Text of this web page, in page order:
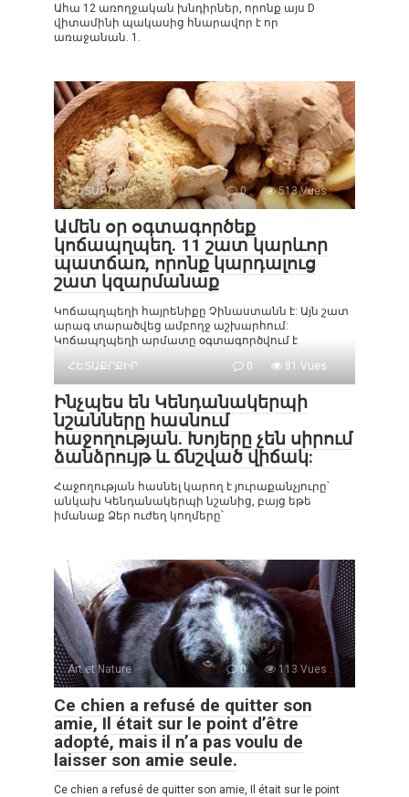
Ահա 12 առողջական խնդիրներ, որոնք այս D
վիտամինի պակասից հնարավոր է որ
առաջանան. 1.
ՀԵՏԱՔՐՔԻՐ 0 513 Vues :
Ամեն օր օգտագործեք
կոճապղպեղ. 11 շատ կարևոր
պատճառ, որոնք կարդալուց
շատ կզարմանաք
Կոճապղպեղի հայրենիքը Չինաստանն է: Այն շատ
արագ տարածվեց ամբողջ աշխարհում:
Կոճապղպեղի արմատը օգտագործվում է
ՀԵՏԱՔՐՔԻՐ
0 81 Vues :
Ինչպես են Կենդանակերպի
նշանները հասնում
հաջողության. Խոյերը չեն սիրում
ձանձրույթ և ճնշված վիճակ:
Հաջողության հասնել կարող է յուրաքանչյուրը՝
անկախ Կենդանակերպի նշանից, բայց եթե
իմանաք Ձեր ուժեղ կողմերը՝
Art et Nature 0 113 Vues :
Ce chien a refusé de quitter son
amie, Il était sur le point d’être
adopté, mais il n’a pas voulu de
laisser son amie seule.
Ce chien a refusé de quitter son amie, Il était sur le point